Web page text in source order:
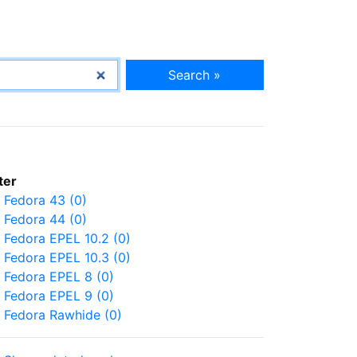
Search »
Fedora 43 (0)
Fedora 44 (0)
Fedora EPEL 10.2 (0)
Fedora EPEL 10.3 (0)
Fedora EPEL 8 (0)
Fedora EPEL 9 (0)
Fedora Rawhide (0)